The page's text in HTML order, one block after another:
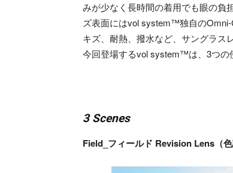
みが少なく長時間の着用でも眼の負
ズ表面にはvol system™独自の
キズ、耐熱、撥水など、サングラス
今回登場するvol system™は、3つの
3 Scenes
Field_フィールド Revision Lens（色